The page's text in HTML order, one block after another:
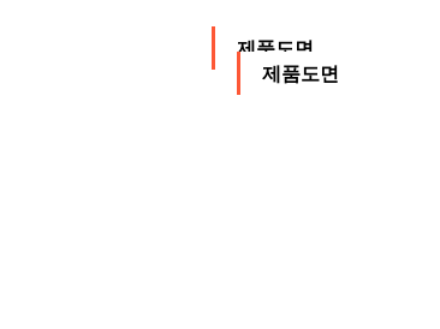
제품도면
제품도면